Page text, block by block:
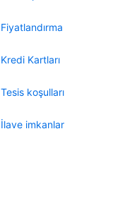
Fiyatlandırma
Kredi Kartları
Tesis koşulları
İlave imkanlar